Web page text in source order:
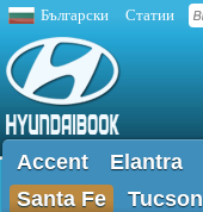
Български Статии
Accent Elantra
Santa Fe
Tucson